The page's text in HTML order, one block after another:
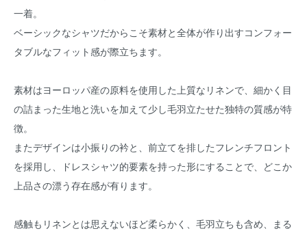
一着。
ベーシックなシャツだからこそ素材と全体が作り出すコンフォー
タブルなフィット感が際立ちます。
素材はヨーロッパ産の原料を使用した上質なリネンで、細かく目
の詰まった生地と洗いを加えて少し毛羽立たせた独特の質感が特
徴。
またデザインは小振りの衿と、前立てを排したフレンチフロント
を採用し、ドレスシャツ的要素を持った形にすることで、どこか
上品さの漂う存在感が有ります。
感触もリネンとは思えないほど柔らかく、毛羽立ちも含め、まる